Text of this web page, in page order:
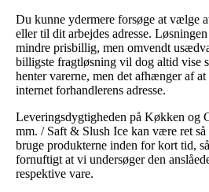
Du kunne ydermere forsøge at vælge
eller til dit arbejdes adresse.
mindre prisbillig, men omvendt
billigste fragtløsning vil dog altid vise
henter varerne, men det afhænger af
internet forhandlerens adresse.
Leveringsdygtigheden på Køkken og
mm. / Saft & Slush Ice kan være ret
bruge produkterne inden for kort tid,
fornuftigt at vi undersøger den
respektive vare.